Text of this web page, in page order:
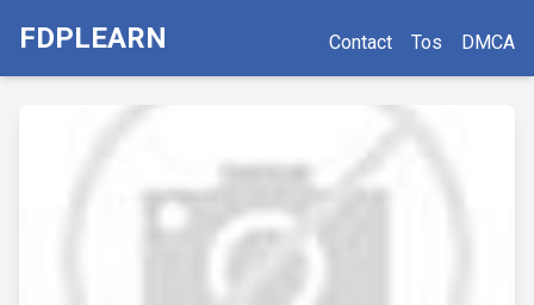
FDPLEARN Contact Tos DMCA